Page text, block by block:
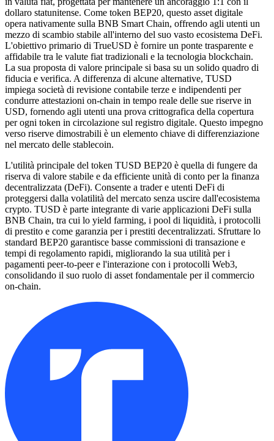
dollaro statunitense. Come token BEP20, questo asset digitale
opera nativamente sulla BNB Smart Chain, offrendo agli utenti un
mezzo di scambio stabile all'interno del suo vasto ecosistema DeFi.
L'obiettivo primario di TrueUSD è fornire un ponte trasparente e
affidabile tra le valute fiat tradizionali e la tecnologia blockchain.
La sua proposta di valore principale si basa su un solido quadro di
fiducia e verifica. A differenza di alcune alternative, TUSD
impiega società di revisione contabile terze e indipendenti per
condurre attestazioni on-chain in tempo reale delle sue riserve in
USD, fornendo agli utenti una prova crittografica della copertura
per ogni token in circolazione sul registro digitale. Questo impegno
verso riserve dimostrabili è un elemento chiave di differenziazione
nel mercato delle stablecoin.
L'utilità principale del token TUSD BEP20 è quella di fungere da
riserva di valore stabile e da efficiente unità di conto per la finanza
decentralizzata (DeFi). Consente a trader e utenti DeFi di
proteggersi dalla volatilità del mercato senza uscire dall'ecosistema
crypto. TUSD è parte integrante di varie applicazioni DeFi sulla
BNB Chain, tra cui lo yield farming, i pool di liquidità, i protocolli
di prestito e come garanzia per i prestiti decentralizzati. Sfruttare lo
standard BEP20 garantisce basse commissioni di transazione e
tempi di regolamento rapidi, migliorando la sua utilità per i
pagamenti peer-to-peer e l'interazione con i protocolli Web3,
consolidando il suo ruolo di asset fondamentale per il commercio
on-chain.